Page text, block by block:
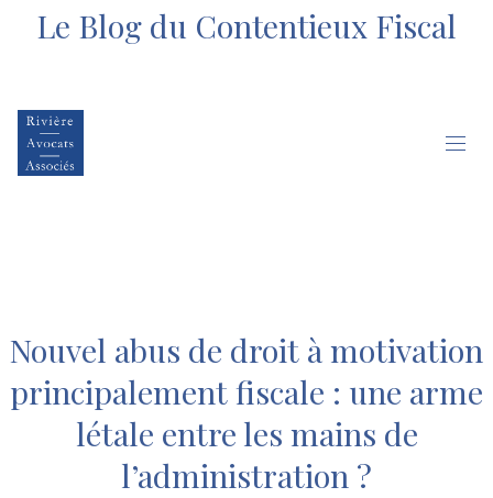
Le Blog du Contentieux Fiscal
Nouvel abus de droit à motivation
principalement fiscale : une arme
létale entre les mains de
l’administration ?